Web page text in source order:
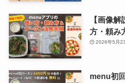
【画像
方・頼み
2026年5月
menu初